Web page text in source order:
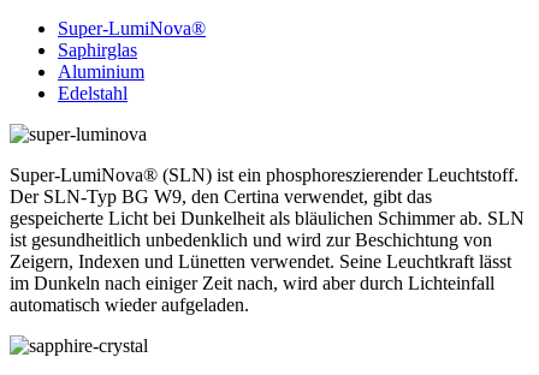
Super-LumiNova®
Saphirglas
Aluminium
Edelstahl
Super-LumiNova® (SLN) ist ein phosphoreszierender Leuchtstoff.
Der SLN-Typ BG W9, den Certina verwendet, gibt das
gespeicherte Licht bei Dunkelheit als bläulichen Schimmer ab. SLN
ist gesundheitlich unbedenklich und wird zur Beschichtung von
Zeigern, Indexen und Lünetten verwendet. Seine Leuchtkraft lässt
im Dunkeln nach einiger Zeit nach, wird aber durch Lichteinfall
automatisch wieder aufgeladen.